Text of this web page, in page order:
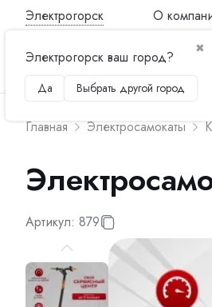
Электрогорск
✖
Электрогорск ваш город?
Да Выбрать другой город
О
Главная Электросамокаты
Артикул: 879